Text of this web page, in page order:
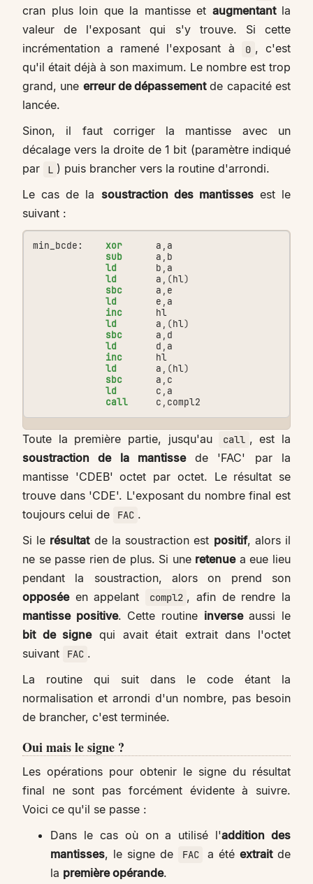
cran plus loin que la mantisse et augmentantla
valeur de l'exposant qui s'y trouve. Si cette
incrémentation a ramené l'exposant à
0 , c'est
qu'il était déjà à son maximum. Le nombre est trop
grand, une erreur de dépassementde capacité est
lancée.
Sinon, il faut corriger la mantisse avec un
décalage vers la droite de 1 bit (paramètre indiqué
par
L ) puis brancher vers la routine d'arrondi.
Le cas de la soustraction des mantissesest le
suivant :
min_bcde: xor a , a
sub
a , b
ld
b , a
ld
a ,(hl)
sbc
a , e
ld
e , a
inc
hl
ld
a ,(hl)
sbc
a , d
ld
d , a
inc
hl
ld
a ,(hl)
sbc
a , c
ld
c , a
call
c , compl2
Toute la première partie, jusqu'au call , est la
soustraction de la mantissede 'FAC' par la
mantisse 'CDEB' octet par octet. Le résultat se
trouve dans 'CDE'. L'exposant du nombre final est
toujours celui de
FAC .
Si le résultatde la soustraction est positif, alors il
ne se passe rien de plus. Si une retenuea eue lieu
pendant la soustraction, alors on prend son
opposéeen appelant compl2 , afin de rendre la
mantisse positive. Cette routine inverseaussi le
bit de signequi avait était extrait dans l'octet
suivant
FAC .
La routine qui suit dans le code étant la
normalisation et arrondi d'un nombre, pas besoin
de brancher, c'est terminée.
Oui mais le signe ?
Les opérations pour obtenir le signe du résultat
final ne sont pas forcément évidente à suivre.
Voici ce qu'il se passe :
Dans le cas où on a utilisé l'addition des
mantisses, le signe de FAC a étéextraitde
la première opérande.